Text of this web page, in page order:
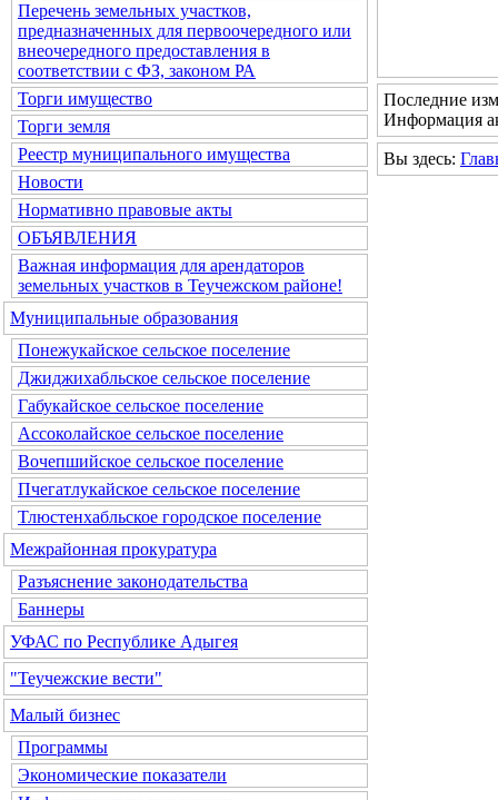
Перечень земельных участков,
предназначенных для первоочередного или
внеочередного предоставления в
соответствии с ФЗ, законом РА
Торги имущество
Торги земля
Реестр муниципального имущества
Новости
Нормативно правовые акты
ОБЪЯВЛЕНИЯ
Важная информация для арендаторов
земельных участков в Теучежском районе!
Муниципальные образования
Понежукайское сельское поселение
Джиджихабльское сельское поселение
Габукайское сельское поселение
Ассоколайское сельское поселение
Вочепшийское сельское поселение
Пчегатлукайское сельское поселение
Тлюстенхабльское городское поселение
Межрайонная прокуратура
Разъяснение законодательства
Баннеры
УФАС по Республике Адыгея
"Теучежские вести"
Малый бизнес
Программы
Экономические показатели
Последние
Информация
Вы здесь: